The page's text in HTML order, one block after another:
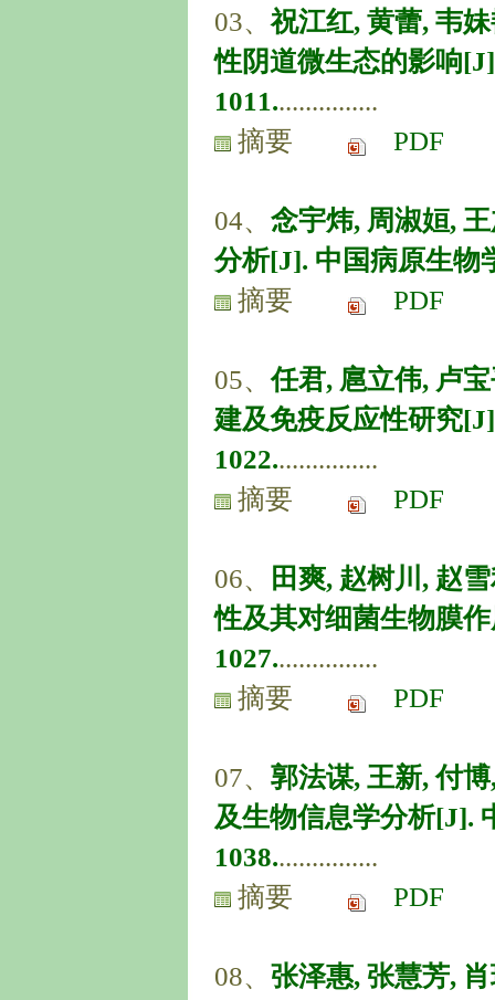
03、祝江红, 黄蕾, 韦
性阴道微生态的影响
1011................
摘要
PDF
04、 念宇炜, 周淑姮,
分析[J]. 中国病原生物
摘要
PDF
05、任君, 扈立伟, 卢
建及免疫反应性研究
1022................
摘要
PDF
06、
田爽, 赵树川, 赵
性及其对细菌生物膜
1027................
摘要
PDF
07、 郭法谋, 王新, 付
及生物信息学分析[J].
1038................
摘要
PDF
08、 张泽惠, 张慧芳,